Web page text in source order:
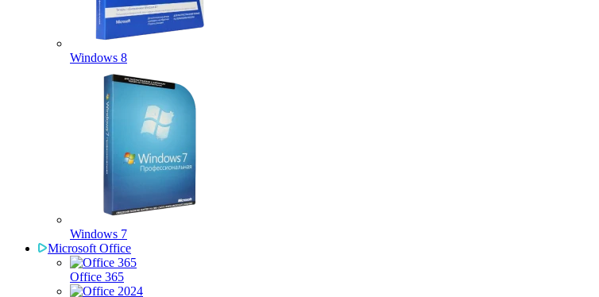
Windows 8
Windows 7
Microsoft Office
Office 365